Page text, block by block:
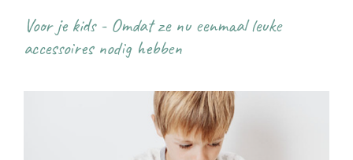
Voor je kids - Omdat ze nu eenmaal leuke
accessoires nodig hebben